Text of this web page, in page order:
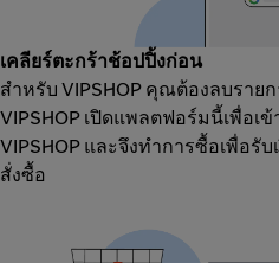
เคลียร์ตะกร้าช้อปปิ้งก่อน
สำหรับ VIPSHOP คุณต้องลบราย
VIPSHOP เปิดแพลตฟอร์มนี้เพื่อเ
VIPSHOP และจึงทำการซื้อเพื่อ
สั่งซื้อ